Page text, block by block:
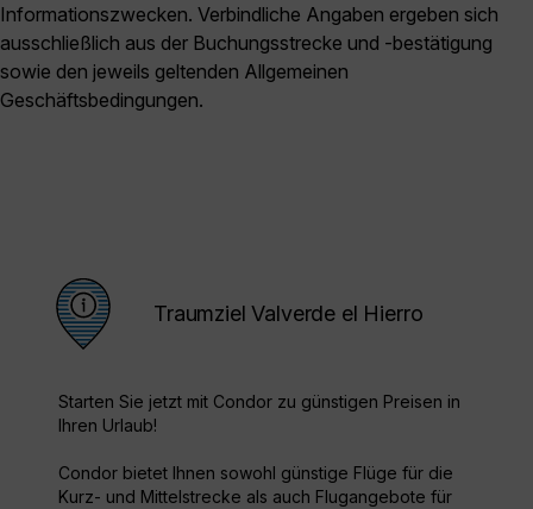
Informationszwecken. Verbindliche Angaben ergeben sich
ausschließlich aus der Buchungsstrecke und -bestätigung
sowie den jeweils geltenden Allgemeinen
Geschäftsbedingungen.
Traumziel Valverde el Hierro
Starten Sie jetzt mit Condor zu günstigen Preisen in
Ihren Urlaub!
Condor bietet Ihnen sowohl günstige Flüge für die
Kurz- und Mittelstrecke als auch Flugangebote für